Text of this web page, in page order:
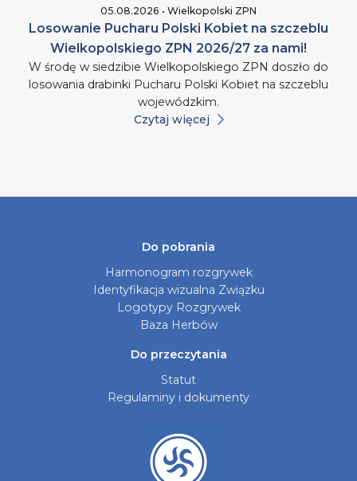
05.08.2026 • Wielkopolski ZPN
Losowanie Pucharu Polski Kobiet na szczeblu
Wielkopolskiego ZPN 2026/27 za nami!
W środę w siedzibie Wielkopolskiego ZPN doszło do
losowania drabinki Pucharu Polski Kobiet na szczeblu
wojewódzkim.
Czytaj więcej
Do pobrania
Harmonogram rozgrywek
Identyfikacja wizualna Związku
Logotypy Rozgrywek
Baza Herbów
Do przeczytania
Statut
Regulaminy i dokumenty